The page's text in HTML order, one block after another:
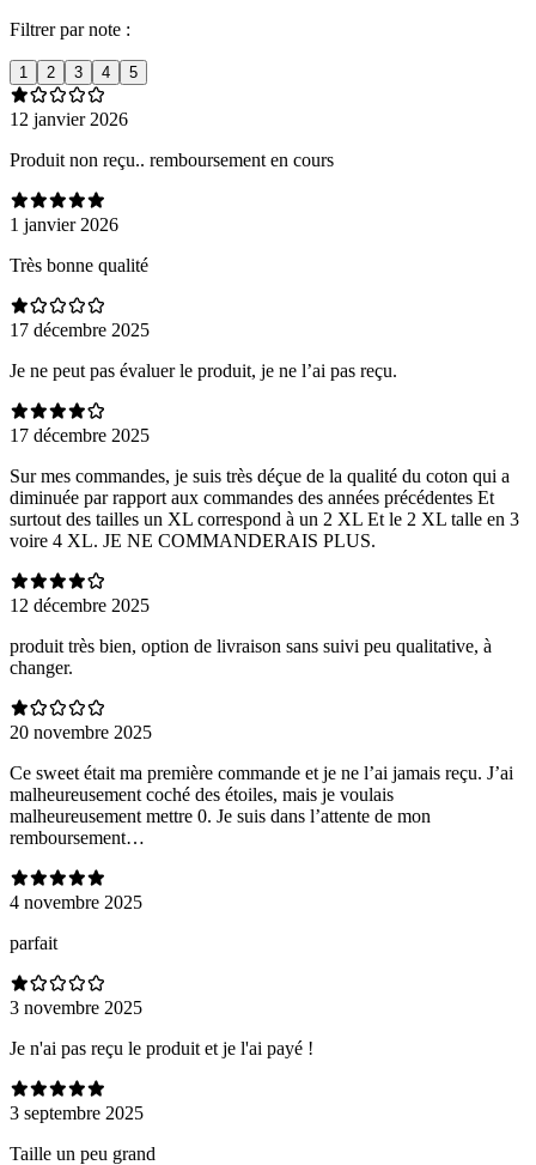
Filtrer par note :
1 2 3 4 5
12 janvier 2026
Produit non reçu.. remboursement en cours
1 janvier 2026
Très bonne qualité
17 décembre 2025
Je ne peut pas évaluer le produit, je ne l’ai pas reçu.
17 décembre 2025
Sur mes commandes, je suis très déçue de la qualité du coton qui a
diminuée par rapport aux commandes des années précédentes Et
surtout des tailles un XL correspond à un 2 XL Et le 2 XL talle en 3
voire 4 XL. JE NE COMMANDERAIS PLUS.
12 décembre 2025
produit très bien, option de livraison sans suivi peu qualitative, à
changer.
20 novembre 2025
Ce sweet était ma première commande et je ne l’ai jamais reçu. J’ai
malheureusement coché des étoiles, mais je voulais
malheureusement mettre 0. Je suis dans l’attente de mon
remboursement…
4 novembre 2025
parfait
3 novembre 2025
Je n'ai pas reçu le produit et je l'ai payé !
3 septembre 2025
Taille un peu grand